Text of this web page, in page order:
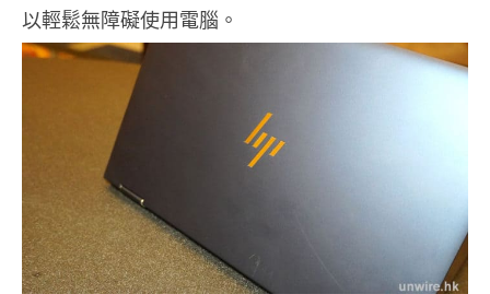
以輕鬆無障礙使用電腦。